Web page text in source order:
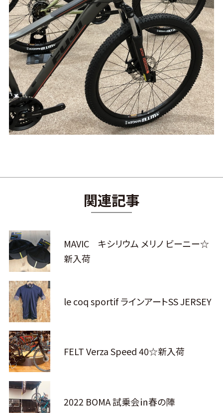
関連記事
MAVIC キシリウム メリノ ビーニー☆
新入荷
le coq sportif ラインアートSS JERSEY
FELT Verza Speed 40☆新入荷
2022 BOMA 試乗会㏌春の陣